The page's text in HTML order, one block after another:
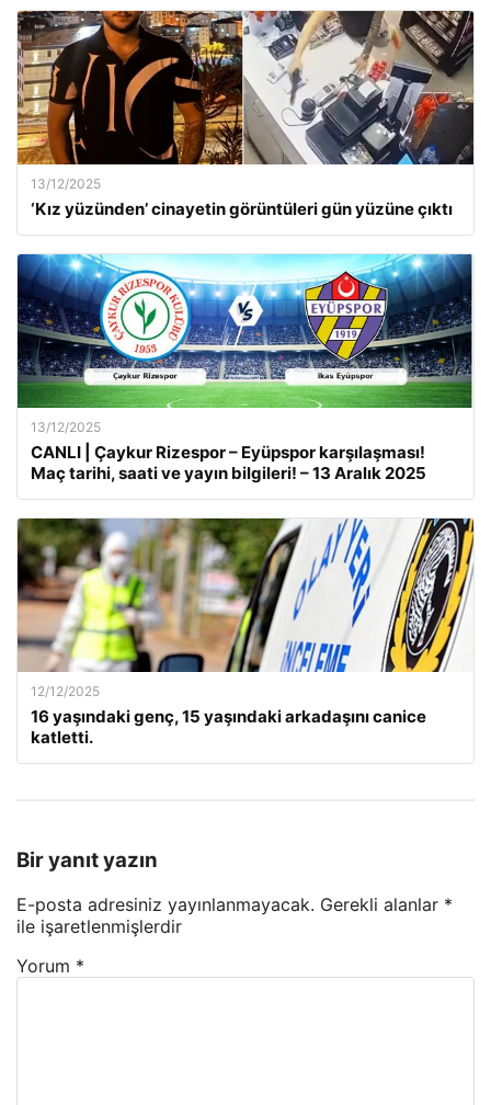
13/12/2025
‘Kız yüzünden’ cinayetin görüntüleri gün yüzüne çıktı
13/12/2025
CANLI | Çaykur Rizespor – Eyüpspor karşılaşması!
Maç tarihi, saati ve yayın bilgileri! – 13 Aralık 2025
12/12/2025
16 yaşındaki genç, 15 yaşındaki arkadaşını canice
katletti.
Bir yanıt yazın
E-posta adresiniz yayınlanmayacak. Gerekli alanlar *
ile işaretlenmişlerdir
Yorum *